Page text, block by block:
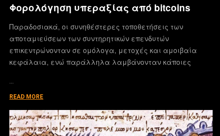
Φορολόγηση υπεραξίας από bitcoins
Παραδοσιακά, οι συνηθέστερες τοποθετήσεις των
αποταμιεύσεων των συντηρητικών επενδυτών
επικεντρώνονταν σε ομόλογα, μετοχές και αμοιβαία
κεφάλαια, ενώ παράλληλα λαμβάνονταν κάποιες
…
READ MORE